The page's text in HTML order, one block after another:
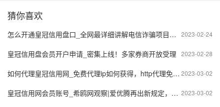
猜你喜欢
2023-02-24
怎么开通皇冠信用盘口_全网最详细讲解电信诈骗项目流程没有之一
2023-02-28
皇冠信用盘会员开户申请_密集上线！多家券商开放受理
2023-03-02
如何代理皇冠信用网_免费代理ip如何获得，http代理免费使用
2023-03-02
皇冠信用网会员账号_希鸥网观察|爱优腾再出新规定，视频会员账号共享成过去式